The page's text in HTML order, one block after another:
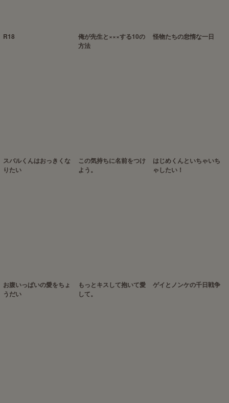
R18
俺が先生と×××する10の
方法
怪物たちの怠惰な一日
スバルくんはおっきくな
りたい
この気持ちに名前をつけ
よう。
はじめくんといちゃいち
ゃしたい！
お腹いっぱいの愛をちょ
うだい
もっとキスして抱いて愛
して。
ゲイとノンケの千日戦争